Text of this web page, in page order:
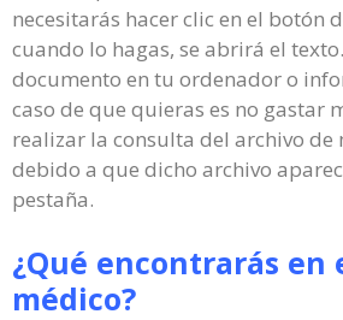
necesitarás hacer clic en el botón
cuando lo hagas, se abrirá el
documento en tu ordenador o
caso de que quieras es no gastar
realizar la consulta del archivo de
debido a que dicho archivo
pestaña.
¿Qué encontrarás en
médico?